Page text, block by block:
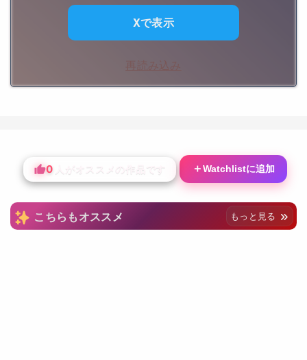
Xで表示
再読み込み
0 人がオススメの作品です ＋Watchlistに追加
こちらもオススメ もっと見る